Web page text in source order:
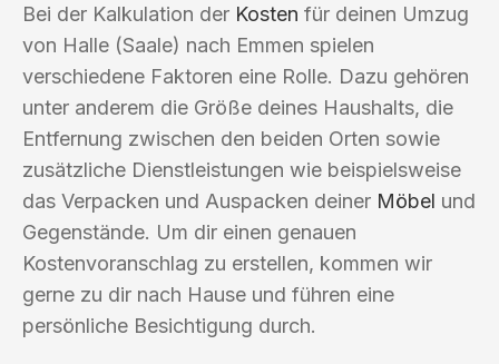
Bei der Kalkulation der Kosten für deinen Umzug
von Halle (Saale) nach Emmen spielen
verschiedene Faktoren eine Rolle. Dazu gehören
unter anderem die Größe deines Haushalts, die
Entfernung zwischen den beiden Orten sowie
zusätzliche Dienstleistungen wie beispielsweise
das Verpacken und Auspacken deiner Möbel und
Gegenstände. Um dir einen genauen
Kostenvoranschlag zu erstellen, kommen wir
gerne zu dir nach Hause und führen eine
persönliche Besichtigung durch.